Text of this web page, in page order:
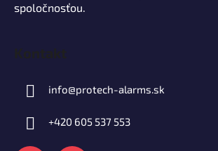
spoločnosťou.
Kontakt
info@protech-alarms.sk
+420 605 537 553